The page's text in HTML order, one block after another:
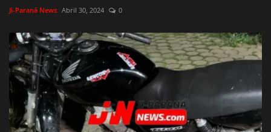
Ji-Paraná News Abril 30, 2024 0